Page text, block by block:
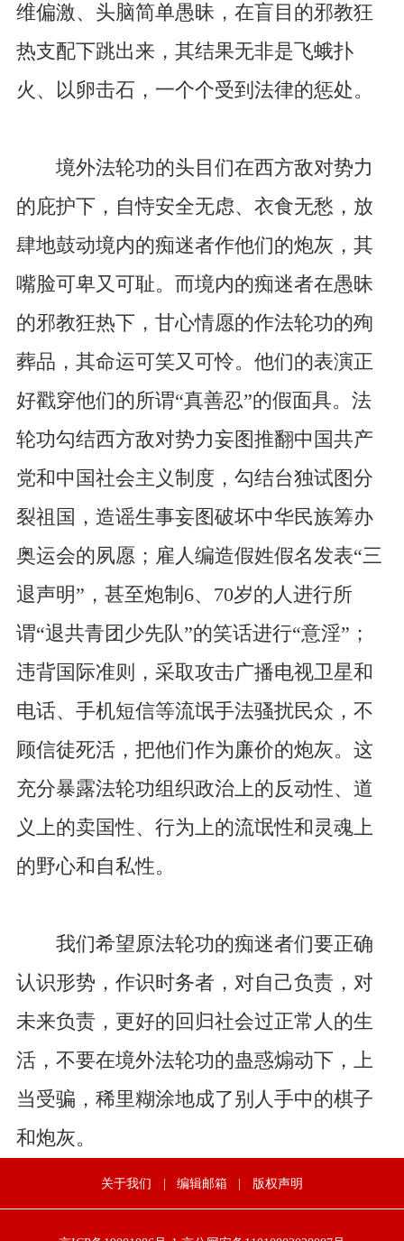
维偏激、头脑简单愚昧，在盲目的邪教狂
热支配下跳出来，其结果无非是飞蛾扑
火、以卵击石，一个个受到法律的惩处。
境外法轮功的头目们在西方敌对势力
的庇护下，自恃安全无虑、衣食无愁，放
肆地鼓动境内的痴迷者作他们的炮灰，其
嘴脸可卑又可耻。而境内的痴迷者在愚昧
的邪教狂热下，甘心情愿的作法轮功的殉
葬品，其命运可笑又可怜。他们的表演正
好戳穿他们的所谓“真善忍”的假面具。法
轮功勾结西方敌对势力妄图推翻中国共产
党和中国社会主义制度，勾结台独试图分
裂祖国，造谣生事妄图破坏中华民族筹办
奥运会的夙愿；雇人编造假姓假名发表“三
退声明”，甚至炮制6、70岁的人进行所
谓“退共青团少先队”的笑话进行“意淫”；
违背国际准则，采取攻击广播电视卫星和
电话、手机短信等流氓手法骚扰民众，不
顾信徒死活，把他们作为廉价的炮灰。这
充分暴露法轮功组织政治上的反动性、道
义上的卖国性、行为上的流氓性和灵魂上
的野心和自私性。
我们希望原法轮功的痴迷者们要正确
认识形势，作识时务者，对自己负责，对
未来负责，更好的回归社会过正常人的生
活，不要在境外法轮功的蛊惑煽动下，上
当受骗，稀里糊涂地成了别人手中的棋子
和炮灰。
关于我们 | 编辑邮箱 | 版权声明